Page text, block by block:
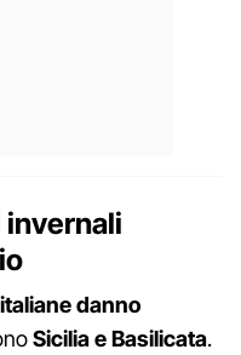
invernali
danno
Sicilia e Basilicata.